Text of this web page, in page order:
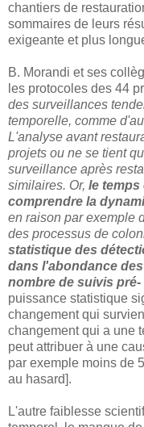
chantiers de
sommaires de leurs
exigeante et plus
B. Morandi et ses
les protocoles des 44
des surveillances
temporelle, comme
L'analyse avant
projets ou ne se tient
surveillance après
similaires. Or, le temps
comprendre la
en raison par exemple
des processus de
statistique des
dans l'abondance
nombre de suivis
puissance statistique
changement qui
changement qui a une
peut attribuer à une
par exemple moins de
au hasard].
L'autre faiblesse